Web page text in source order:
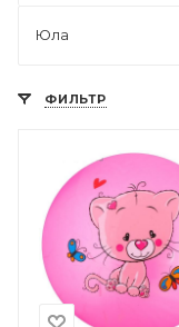
Юла
ФИЛЬТР